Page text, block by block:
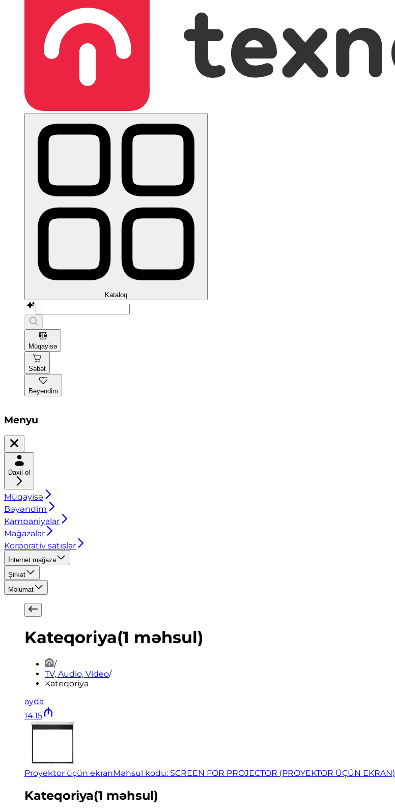
Kataloq
Müqayisə
Səbət
Bəyəndim
Menyu
Daxil ol
Müqayisə
Bəyəndim
Kampaniyalar
Mağazalar
Korporativ satışlar
İnternet mağaza
Şirkət
Məlumat
Kateqoriya(1 məhsul)
/
TV, Audio, Video/
Kateqoriya
ayda
14.15
Proyektor üçün ekranMəhsul kodu: SCREEN FOR PROJECTOR (PROYEKTOR ÜÇÜN EKRAN)
Kateqoriya(1 məhsul)